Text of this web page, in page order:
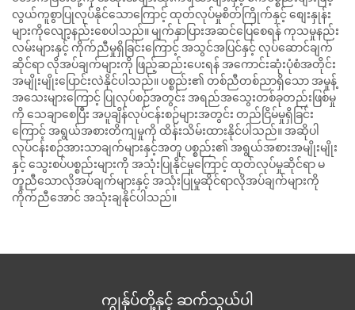
လွယ်ကူစွာပြုလုပ်နိုင်သောကြောင့် ထုတ်လုပ်မှုစိတ်ကြိုက်နှင့် စျေးနှုန်း
များကိုလျော့နည်းစေပါသည်။ မျက်နှာပြားအဆင်ပြေစေရန် ကုသမှုနည်း
လမ်းများနှင့် ကိုက်ညီမှုရှိခြင်းကြောင့် အသွင်အပြင်နှင့် လုပ်ဆောင်ချက်
ဆိုင်ရာ လိုအပ်ချက်များကို ဖြည့်ဆည်းပေးရန် အကောင်းဆုံးပုံစံအတိုင်း
အမျိုးမျိုးပြောင်းလဲနိုင်ပါသည်။ ပစ္စည်း၏ တစ်ညီတစ်ညာရှိသော အမှုန့်
အသေးများကြောင့် ပြုလုပ်စဉ်အတွင်း အရည်အသွေးတစ်ခုတည်းဖြစ်မှု
ကို သေချာစေပြီး အပူချိန်လုပ်ငန်းစဉ်များအတွင်း တည်ငြိမ်မှုရှိခြင်း
ကြောင့် အရွယ်အစားတိကျမှုကို ထိန်းသိမ်းထားနိုင်ပါသည်။ အဆိုပါ
လုပ်ငန်းစဉ်အားသာချက်များနှင့်အတူ ပစ္စည်း၏ အရွယ်အစားအမျိုးမျိုး
နှင့် သွေးစပ်ပစ္စည်းများကို အသုံးပြုနိုင်မှုကြောင့် ထုတ်လုပ်မှုဆိုင်ရာ မ
တူညီသောလိုအပ်ချက်များနှင့် အသုံးပြုမှုဆိုင်ရာလိုအပ်ချက်များကို
ကိုက်ညီအောင် အသုံးချနိုင်ပါသည်။
ကျွန်ုပ်တို့နှင့် ဆက်သွယ်ပါ